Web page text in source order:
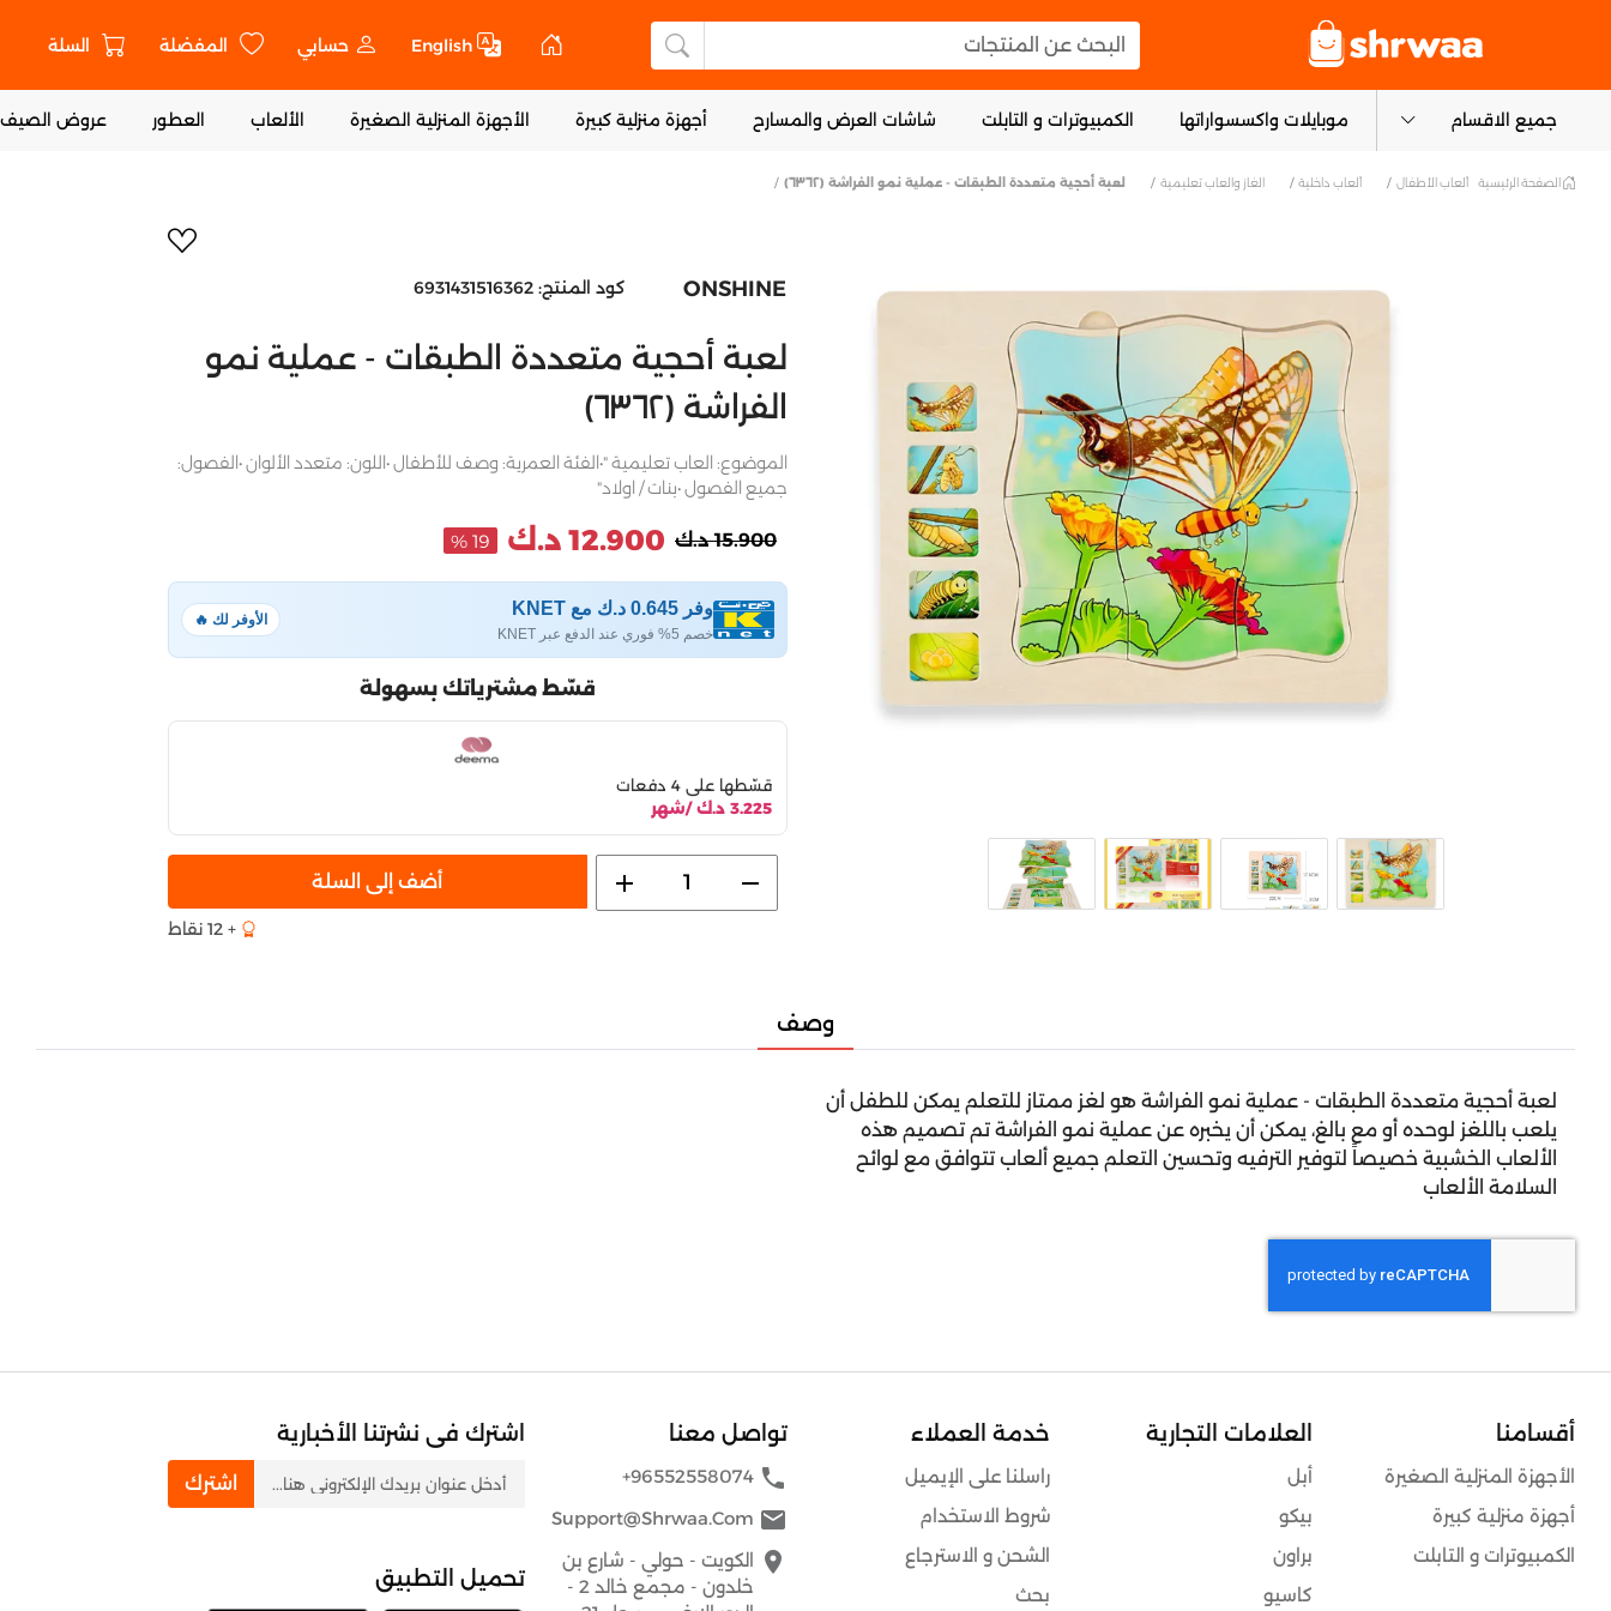
البحث عن المنتجات
البحث عن المنتجات
English حسابي المفضلة السلة
جميع الاقسام موبايلات واكسسواراتها الكمبيوترات و التابلت شاشات العرض والمسارح أجهزة منزلية كبيرة الأجهزة المنزلية الصغيرة الألعاب العطور عروض الصيف
الصفحة الرئيسية ألعاب الأطفال ألعاب داخلية الغاز والعاب تعليمية لعبة أحجية متعددة الطبقات - عملية نمو الفراشة (٦٣٦٢)
أضف إلى
ONSHINE كود المنتج: 6931431516362
لعبة أحجية متعددة الطبقات - عملية نمو
الفراشة (٦٣٦٢)
الموضوع: العاب تعليمية "•الفئة العمرية: وصف للأطفال •اللون: متعدد الألوان •الفصول:
جميع الفصول •بنات / اولاد"
15.900 د.ك 12.900 د.ك 19 %
وفر 0.645 د.ك مع KNET
خصم 5% فوري عند الدفع عبر KNET
الأوفر لك 🔥
قسّط مشترياتك بسهولة
قسّطها على 4 دفعات
3.225 د.ك /شهر
remove
1
add أضف إلى السلة
+ 12 نقاط
وصف
لعبة أحجية متعددة الطبقات - عملية نمو الفراشة هو لغز ممتاز للتعلم يمكن للطفل أن
يلعب باللغز لوحده أو مع بالغ، يمكن أن يخبره عن عملية نمو الفراشة تم تصميم هذه
الألعاب الخشبية خصيصاً لتوفير الترفيه وتحسين التعلم جميع ألعاب تتوافق مع لوائح
السلامة الألعاب
أقسامنا
الأجهزة المنزلية الصغيرة
أجهزة منزلية كبيرة
الكمبيوترات و التابلت
العلامات التجارية
أبل
بيكو
براون
كاسيو
خدمة العملاء
راسلنا على الإيميل
شروط الاستخدام
الشحن و الاسترجاع
بحث
تواصل معنا
phone
+96552558074
mail
Support@shrwaa.com
place الكويت - حولي - شارع بن
خلدون - مجمع خالد 2 -
اشترك فى نشرتنا الأخبارية
اشترك
تحميل التطبيق